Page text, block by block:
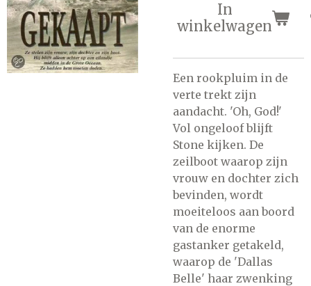
In
winkelwagen
Een rookpluim in de
verte trekt zijn
aandacht. 'Oh, God!'
Vol ongeloof blijft
Stone kijken. De
zeilboot waarop zijn
vrouw en dochter zich
bevinden, wordt
moeiteloos aan boord
van de enorme
gastanker getakeld,
waarop de 'Dallas
Belle' haar zwenking